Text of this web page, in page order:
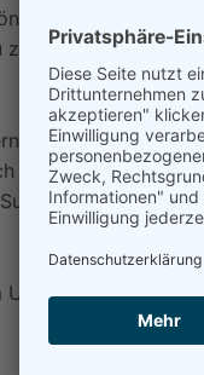
sich die
Jahre
sei seit
subventioniert
die
Umweltdachverband